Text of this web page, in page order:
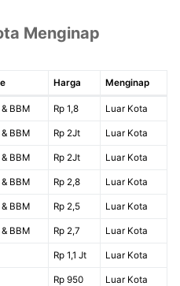
Menginap
Harga Menginap
BBM Rp 1,8 Luar Kota
BBM Rp 2Jt Luar Kota
BBM Rp 2Jt Luar Kota
BBM Rp 2,8 Luar Kota
BBM Rp 2,5 Luar Kota
BBM Rp 2,7 Luar Kota
Rp 1,1 Jt Luar Kota
Rp 950 Luar Kota